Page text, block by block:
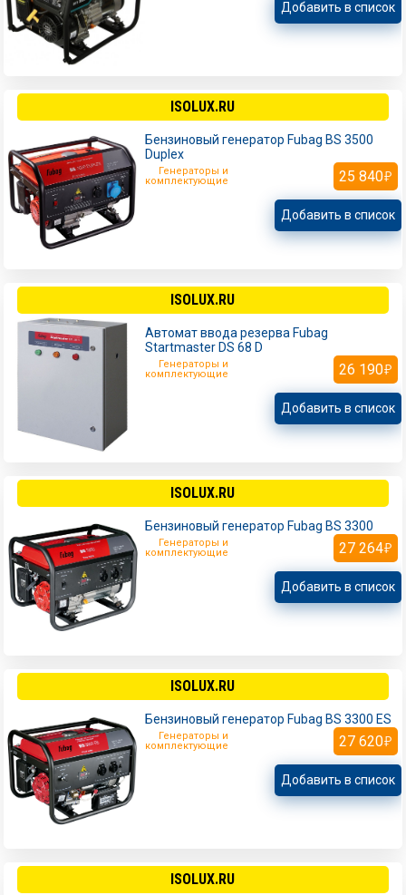
Добавить в список
ISOLUX.RU
Бензиновый генератор Fubag BS 3500
Duplex
Генераторы и
комплектующие
25 840
Добавить в список
ISOLUX.RU
Автомат ввода резерва Fubag
Startmaster DS 68 D
Генераторы и
комплектующие
26 190
Добавить в список
ISOLUX.RU
Бензиновый генератор Fubag BS 3300
Генераторы и
комплектующие
27 264
Добавить в список
ISOLUX.RU
Бензиновый генератор Fubag BS 3300 ES
Генераторы и
комплектующие
27 620
Добавить в список
ISOLUX.RU